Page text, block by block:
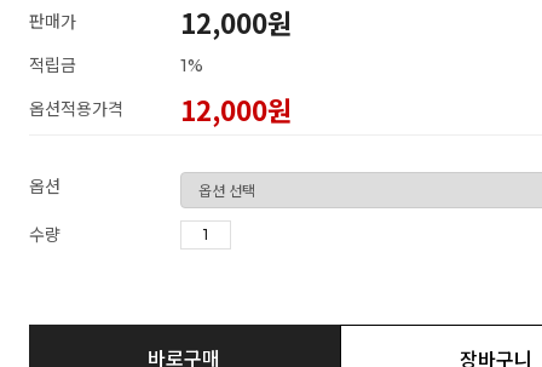
판매가
12,000원
적립금
1%
옵션적용가격
12,000원
옵션
수량
바로구매 장바구니